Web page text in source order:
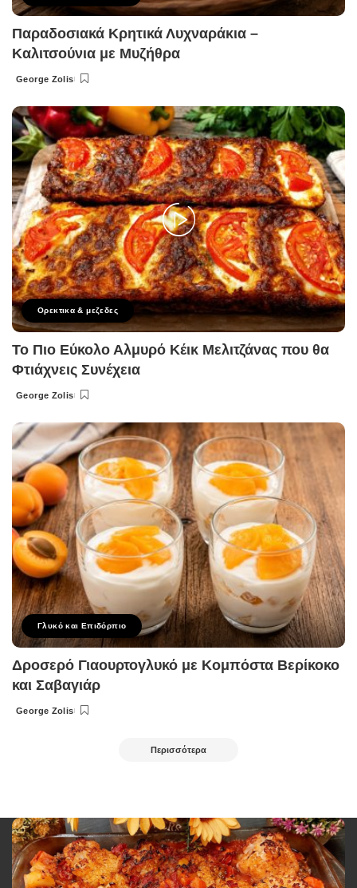
Παραδοσιακά Κρητικά Λυχναράκια –
Καλιτσούνια με Μυζήθρα
Posted
George Zolis
Ορεκτικα & μεζεδες
Το Πιο Εύκολο Αλμυρό Κέικ Μελιτζάνας που θα
Φτιάχνεις Συνέχεια
Posted
George Zolis
Γλυκό και Επιδόρπιο
Δροσερό Γιαουρτογλυκό με Κομπόστα Βερίκοκο
και Σαβαγιάρ
Posted
George Zolis
Περισσότερα